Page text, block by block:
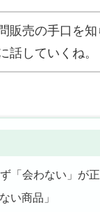
販売の手口を知
話していくね。
「会わない」が
い商品」